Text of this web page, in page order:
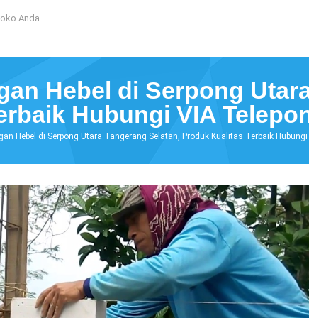
Anda
Hebel di Serpong
Hubungi VIA
Hebel di Serpong Utara Tangerang Selatan, Produk Kualitas Terbaik